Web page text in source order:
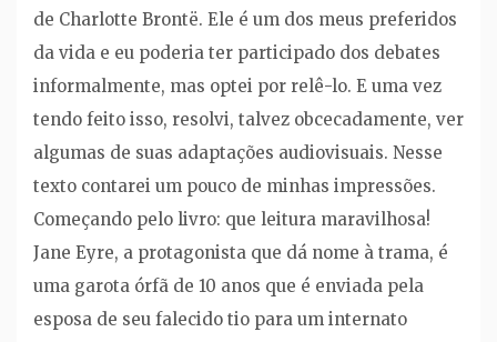
de Charlotte Brontë. Ele é um dos meus preferidos
da vida e eu poderia ter participado dos debates
informalmente, mas optei por relê-lo. E uma vez
tendo feito isso, resolvi, talvez obcecadamente, ver
algumas de suas adaptações audiovisuais. Nesse
texto contarei um pouco de minhas impressões.
Começando pelo livro: que leitura maravilhosa!
Jane Eyre, a protagonista que dá nome à trama, é
uma garota órfã de 10 anos que é enviada pela
esposa de seu falecido tio para um internato